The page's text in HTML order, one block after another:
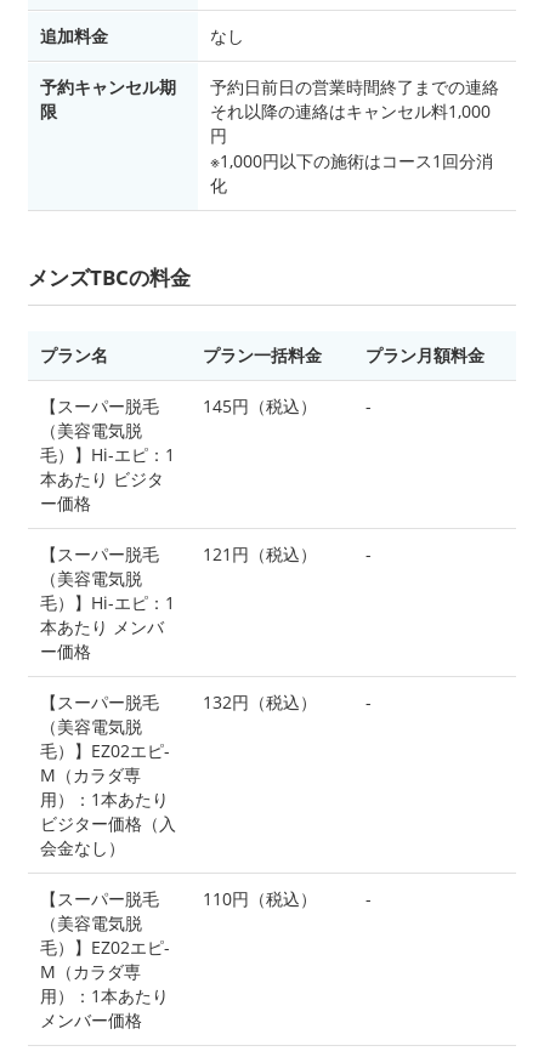
追加料金 なし
予約キャンセル期
限
予約日前日の営業時間終了までの連絡
それ以降の連絡はキャンセル料1,000
円
※1,000円以下の施術はコース1回分消
化
メンズTBCの料金
プラン名 プラン一括料金 プラン月額料金
【スーパー脱毛
（美容電気脱
毛）】Hi-エピ：1
本あたり ビジタ
ー価格
145円（税込） -
【スーパー脱毛
（美容電気脱
毛）】Hi-エピ：1
本あたり メンバ
ー価格
121円（税込） -
【スーパー脱毛
（美容電気脱
毛）】EZ02エピ-
M（カラダ専
用）：1本あたり
ビジター価格（入
会金なし）
132円（税込） -
【スーパー脱毛
（美容電気脱
毛）】EZ02エピ-
M（カラダ専
用）：1本あたり
メンバー価格
110円（税込） -